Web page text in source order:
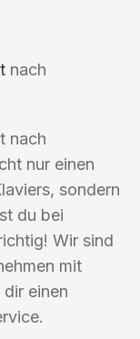
nach
nach
nur einen
sondern
du bei
Wir sind
mit
einen